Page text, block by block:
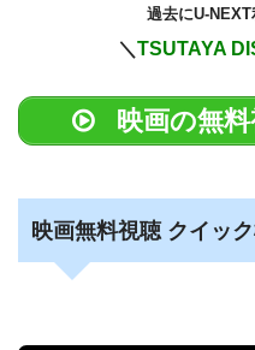
過去にU-
＼ TSUTAYA
映画の無
映画無料視聴 クイッ